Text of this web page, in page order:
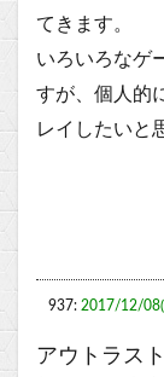
てきます。
いろいろなゲ
すが、個人的
レイしたいと
937: 2017/12/08(
アウトラス